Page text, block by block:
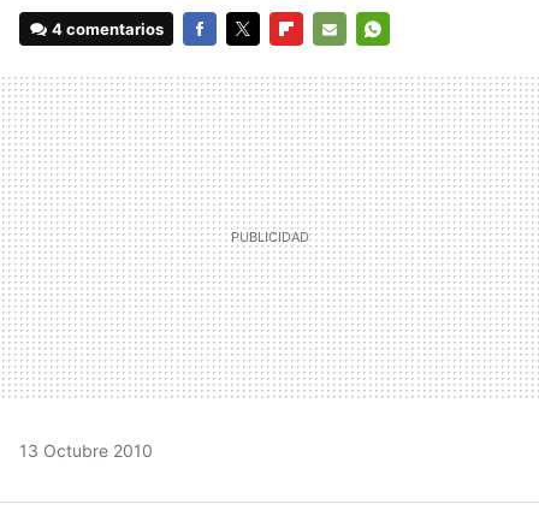
4 comentarios
MAIL
13 Octubre 2010